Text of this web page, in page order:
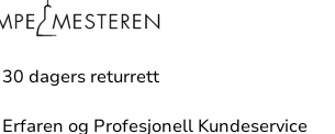
30 dagers returrett
Erfaren og Profesjonell Kundeservice